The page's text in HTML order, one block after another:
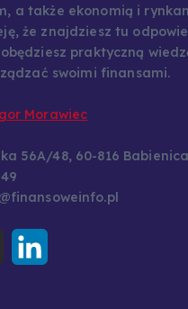
a także ekonomią i
że znajdziesz tu
praktyczną
swoimi finansami.
Morawiec
56A/48, 60-816 Babienica
X